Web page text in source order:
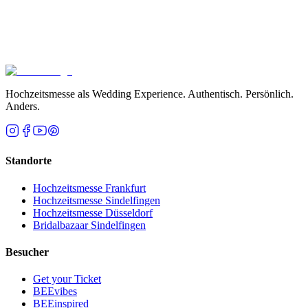
Tickets kaufen
Hochzeitsmesse als Wedding Experience. Authentisch. Persönlich.
Anders.
Standorte
Hochzeitsmesse Frankfurt
Hochzeitsmesse Sindelfingen
Hochzeitsmesse Düsseldorf
Bridalbazaar Sindelfingen
Besucher
Get your Ticket
BEEvibes
BEEinspired